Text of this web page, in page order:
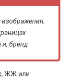
изображения,
бренд
ЖЖ или